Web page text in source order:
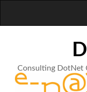
Consulting DotNet